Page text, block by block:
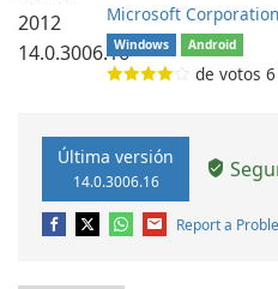
Microsoft Corporation
Windows Android
de votos 6
Última versión
14.0.3006.16
Report a